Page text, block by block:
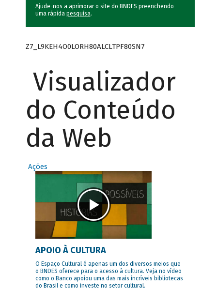
Ajude-nos a aprimorar o site do BNDES preenchendo
uma rápida pesquisa.
Z7_L9KEH4O0LORH80ALCLTPF80SN7
Visualizador
do Conteúdo
da Web
Ações
APOIO À CULTURA
O Espaço Cultural é apenas um dos diversos meios que
o BNDES oferece para o acesso à cultura. Veja no vídeo
como o Banco apoiou uma das mais incríveis bibliotecas
do Brasil e como investe no setor cultural.